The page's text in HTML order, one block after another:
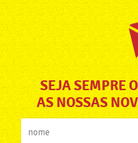
SEJA SEMPRE
AS NOSSAS